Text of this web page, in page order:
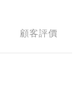
顧客評價